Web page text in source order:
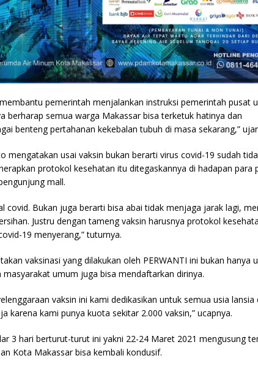
pemerintah menjalankan instruksi pemerintah pusat
berharap semua warga Makassar bisa terketuk hatinya dan
benteng pertahanan kekebalan tubuh di masa sekarang,”
mengatakan usai vaksin bukan berarti virus covid-19 sudah
protokol kesehatan itu ditegaskannya di hadapan para
mall.
covid. Bukan juga berarti bisa abai tidak menjaga jarak lagi,
Justru dengan tameng vaksin harusnya protokol
19 menyerang,” tuturnya.
vaksinasi yang dilakukan oleh PERWANTI ini bukan hanya
umum juga bisa mendaftarkan dirinya.
vaksin ini kami dedikasikan untuk semua usia lansia
karena kami punya kuota sekitar 2.000 vaksin,” ucapnya.
3 hari berturut-turut ini yakni 22-24 Maret 2021 mengusung
Kota Makassar bisa kembali kondusif.